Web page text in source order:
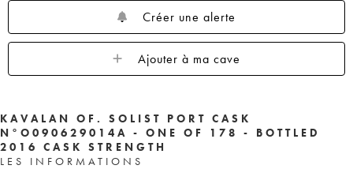
Créer une alerte
Ajouter à ma cave
KAVALAN OF. SOLIST PORT CASK
N°O090629014A - ONE OF 178 - BOTTLED
2016 CASK STRENGTH
LES INFORMATIONS